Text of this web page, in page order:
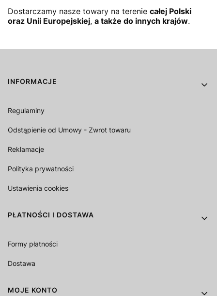
Dostarczamy nasze towary na terenie całej Polski
oraz Unii Europejskiej, a także do innych krajów.
Linki w stopce
INFORMACJE
Regulaminy
Odstąpienie od Umowy - Zwrot towaru
Reklamacje
Polityka prywatności
Ustawienia cookies
PŁATNOŚCI I DOSTAWA
Formy płatności
Dostawa
MOJE KONTO